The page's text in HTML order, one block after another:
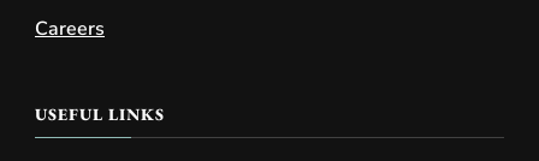
Careers
USEFUL LINKS